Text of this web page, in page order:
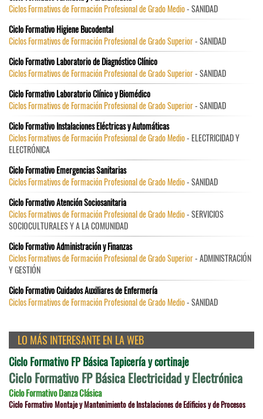
Ciclos Formativos de Formación Profesional de Grado Medio- SANIDAD
Ciclo Formativo Higiene Bucodental
Ciclos Formativos de Formación Profesional de Grado Superior- SANIDAD
Ciclo Formativo Laboratorio de Diagnóstico Clínico
Ciclos Formativos de Formación Profesional de Grado Superior- SANIDAD
Ciclo Formativo Laboratorio Clínico y Biomédico
Ciclos Formativos de Formación Profesional de Grado Superior- SANIDAD
Ciclo Formativo Instalaciones Eléctricas y Automáticas
Ciclos Formativos de Formación Profesional de Grado Medio- ELECTRICIDAD Y
ELECTRÓNICA
Ciclo Formativo Emergencias Sanitarias
Ciclos Formativos de Formación Profesional de Grado Medio- SANIDAD
Ciclo Formativo Atención Sociosanitaria
Ciclos Formativos de Formación Profesional de Grado Medio- SERVICIOS
SOCIOCULTURALES Y A LA COMUNIDAD
Ciclo Formativo Administración y Finanzas
Ciclos Formativos de Formación Profesional de Grado Superior- ADMINISTRACIÓN
Y GESTIÓN
Ciclo Formativo Cuidados Auxiliares de Enfermería
Ciclos Formativos de Formación Profesional de Grado Medio- SANIDAD
LO MÁS INTERESANTE EN LA WEB
Ciclo Formativo FP Básica Tapicería y cortinaje
Ciclo Formativo FP Básica Electricidad y Electrónica
Ciclo Formativo Danza Clásica
Ciclo Formativo Montaje y Mantenimiento de Instalaciones de Edificios y de Procesos